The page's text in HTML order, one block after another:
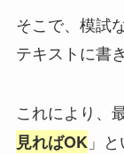
そこで、模試
テキストに書
これにより、
見ればOK」と